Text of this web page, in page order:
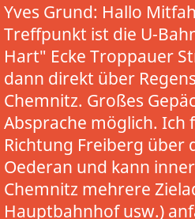
Yves Grund: Hallo
Treffpunkt ist die U-
Hart" Ecke Troppauer
dann direkt über
Chemnitz. Großes
Absprache möglich. Ich
Richtung Freiberg über
Oederan und kann
Chemnitz mehrere
Hauptbahnhof usw.)